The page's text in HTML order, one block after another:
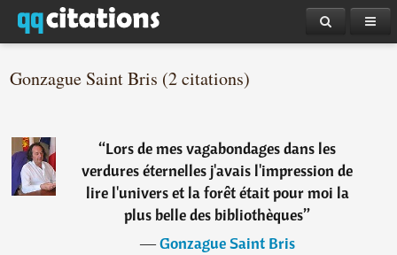
Gonzague Saint Bris (2 citations)
“Lors de mes vagabondages dans les
verdures éternelles j'avais l'impression de
lire l'univers et la forêt était pour moi la
plus belle des bibliothèques”
―Gonzague Saint Bris